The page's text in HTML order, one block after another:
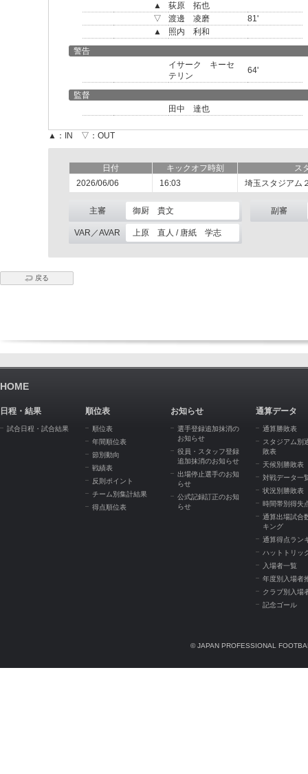
▲
荻原 拓也
▽
渡邊 凌磨
81'
▲
照内 利和
警告
イサーク キーセ
テリン
64'
監督
田中 達也
▲：IN ▽：OUT
日付 キックオフ時刻
ス
2026/06/06
16:03 埼玉スタジアム
主審 御厨 貴文 副審
VAR／AVAR 上原 直人 / 唐紙 学志
戻る
HOME
日程・結果
試合日程・試合結果
順位表
順位表
年間順位表
節別動向
戦績表
反則ポイント
チーム別集計結果
得点順位表
お知らせ
選手登録追加抹消の
お知らせ
役員・スタッフ登録
追加抹消のお知らせ
出場停止選手のお知
らせ
公式記録訂正のお知
らせ
通算データ
通算勝敗表
スタジアム別
敗表
天候別勝敗表
対戦データ一
状況別勝敗表
時間帯別得失
通算出場試合
キング
通算得点ラン
ハットトリッ
入場者一覧
年度別入場者
クラブ別入場
記念ゴール
© JAPAN PROFESSIONAL